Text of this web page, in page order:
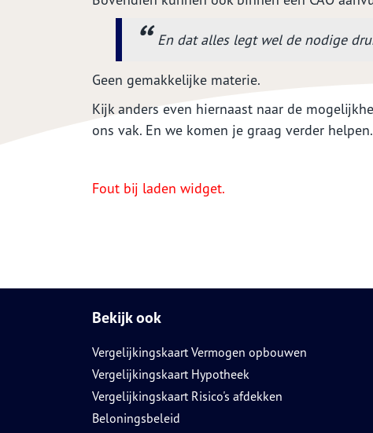
En dat alles legt wel de nodige
Geen gemakkelijke materie.
Kijk anders even hiernaast naar de
ons vak. En we komen je graag verder helpen.
Fout bij laden widget.
Bekijk ook
Vergelijkingskaart Vermogen opbouwen
Vergelijkingskaart Hypotheek
Vergelijkingskaart Risico's afdekken
Beloningsbeleid